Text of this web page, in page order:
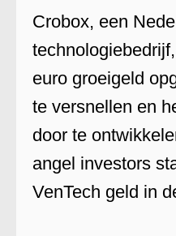
Crobox, een
euro groeigeld
te versnellen en
door te
angel investors
VenTech geld in